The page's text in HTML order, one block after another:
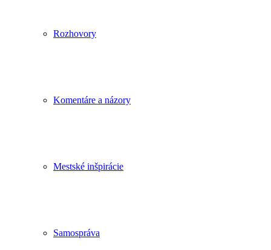
Rozhovory
Komentáre a názory
Mestské inšpirácie
Samospráva